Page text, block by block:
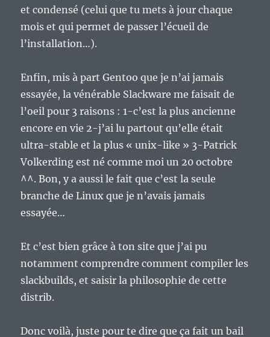
et condensé (celui que tu mets à jour chaque
mois et qui permet de passer l’écueil de
l’installation…).
Enfin, mis à part Gentoo que je n’ai jamais
essayée, la vénérable Slackware me faisait de
l’oeil pour 3 raisons : 1-c’est la plus ancienne
encore en vie 2-j’ai lu partout qu’elle était
ultra-stable et la plus « unix-like » 3-Patrick
Volkerding est né comme moi un 20 octobre
^^. Bon, y a aussi le fait que c’est la seule
branche de Linux que je n’avais jamais
essayée…
Et c’est bien grâce à ton site que j’ai pu
notamment comprendre comment compiler les
slackbuilds, et saisir la philosophie de cette
distrib.
Donc voilà, juste pour te dire que ça fait un bail